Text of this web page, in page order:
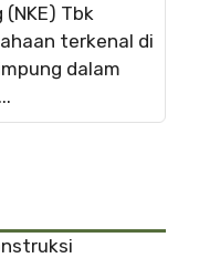
Tbk
terkenal di
dalam